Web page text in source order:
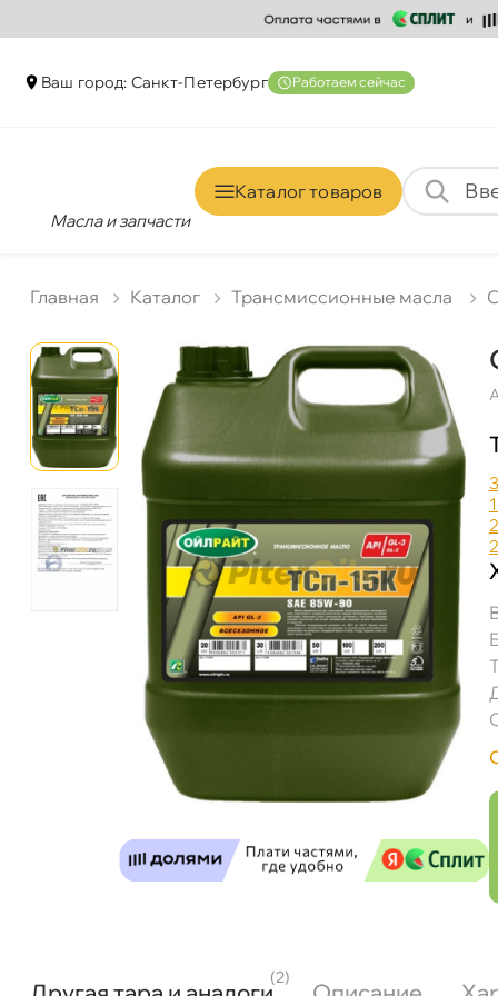
аш город: Санкт-Петербур Работаем сейчас
Масла и запчасти
Каталог товаро
Главная Катало Трансмиссионные масла
(2)